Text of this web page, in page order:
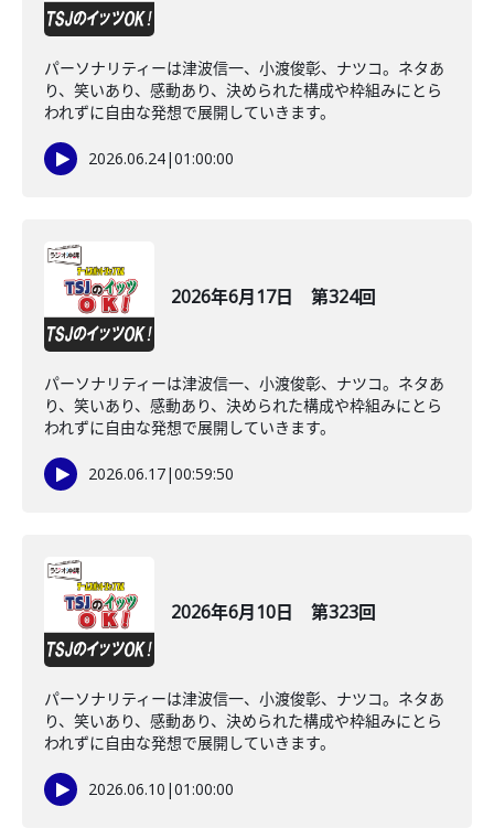
パーソナリティーは津波信一、小渡俊彰、ナツコ。ネタあ
り、笑いあり、感動あり、決められた構成や枠組みにとら
われずに自由な発想で展開していきます。
2026.06.24|01:00:00
2026年6月17日 第324回
パーソナリティーは津波信一、小渡俊彰、ナツコ。ネタあ
り、笑いあり、感動あり、決められた構成や枠組みにとら
われずに自由な発想で展開していきます。
2026.06.17|00:59:50
2026年6月10日 第323回
パーソナリティーは津波信一、小渡俊彰、ナツコ。ネタあ
り、笑いあり、感動あり、決められた構成や枠組みにとら
われずに自由な発想で展開していきます。
2026.06.10 |01:00:00